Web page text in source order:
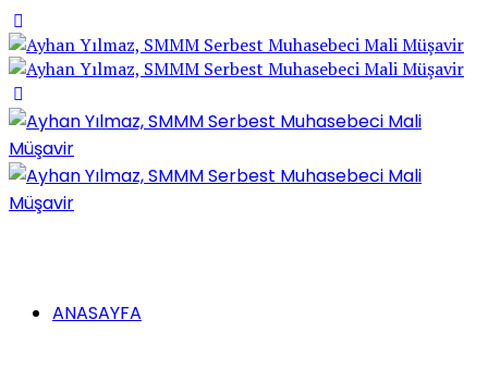
ANASAYFA